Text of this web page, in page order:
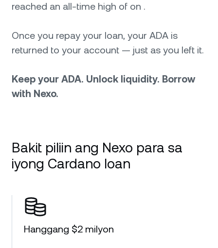
reached an all-time high of on .
Once you repay your loan, your ADA is
returned to your account — just as you left it.
Keep your ADA. Unlock liquidity. Borrow
with Nexo.
Bakit piliin ang Nexo para sa
iyong Cardano loan
Hanggang $2 milyon